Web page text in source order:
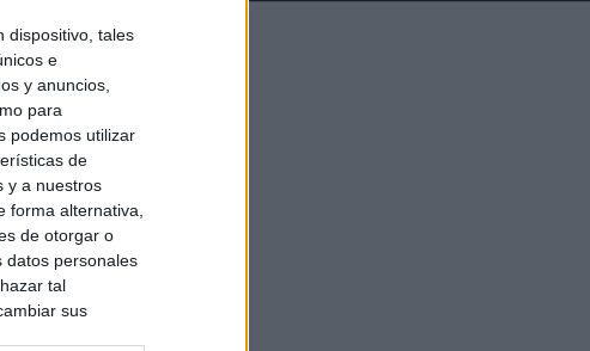
dispositivo, tales
e
y anuncios,
para
podemos utilizar
de
y a nuestros
forma alternativa,
de otorgar o
datos personales
tal
sus